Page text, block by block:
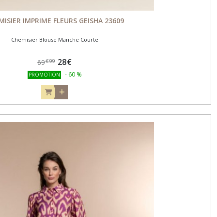
IMPRIME FLEURS GEISHA 23609
Chemisier Blouse Manche Courte
69€99 28€
PROMOTION - 60 %